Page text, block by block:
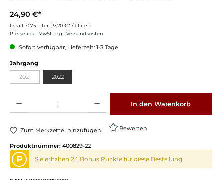
24,90 €*
Inhalt: 0.75 Liter (33,20 €* / 1 Liter)
Preise inkl. MwSt. zzgl. Versandkosten
Sofort verfügbar, Lieferzeit: 1-3 Tage
Jahrgang
2021 2022
In den Warenkorb
Zum Merkzettel hinzufügen Bewerten
Produktnummer: 400829-22
P Sie erhalten 24 Bonus Punkte für diese Bestellung